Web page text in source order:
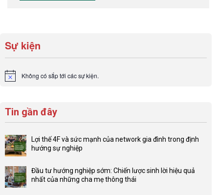
Sự kiện
Notice Không có sắp tới các sự kiện.
Tin gần đây
Lợi thế 4F và sức mạnh của network gia đình trong định
hướng sự nghiệp
bình
luận
Đầu tư hướng nghiệp sớm: Chiến lược sinh lời hiệu quả
nhất của những cha mẹ thông thái